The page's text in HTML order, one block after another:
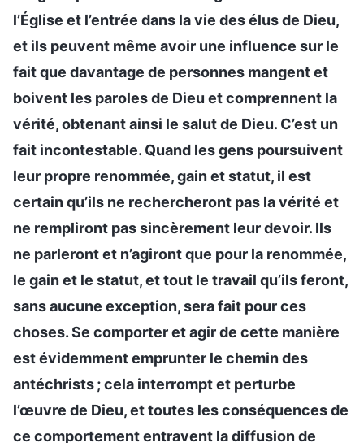
l’Église et l’entrée dans la vie des élus de Dieu,
et ils peuvent même avoir une influence sur le
fait que davantage de personnes mangent et
boivent les paroles de Dieu et comprennent la
vérité, obtenant ainsi le salut de Dieu. C’est un
fait incontestable. Quand les gens poursuivent
leur propre renommée, gain et statut, il est
certain qu’ils ne rechercheront pas la vérité et
ne rempliront pas sincèrement leur devoir. Ils
ne parleront et n’agiront que pour la renommée,
le gain et le statut, et tout le travail qu’ils feront,
sans aucune exception, sera fait pour ces
choses. Se comporter et agir de cette manière
est évidemment emprunter le chemin des
antéchrists ; cela interrompt et perturbe
l’œuvre de Dieu, et toutes les conséquences de
ce comportement entravent la diffusion de